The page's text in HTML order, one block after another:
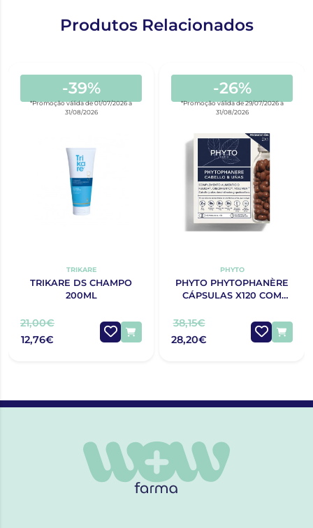
Produtos Relacionados
-39%
*Promoção válida de 01/07/2026 a
31/08/2026
TRIKARE
TRIKARE DS CHAMPO
200ML
21,00€
12,76€
-26%
*Promoção válida de 29/07/2026 a
31/08/2026
PHYTO
PHYTO PHYTOPHANÈRE
CÁPSULAS X120 COM
38,15€
28,20€